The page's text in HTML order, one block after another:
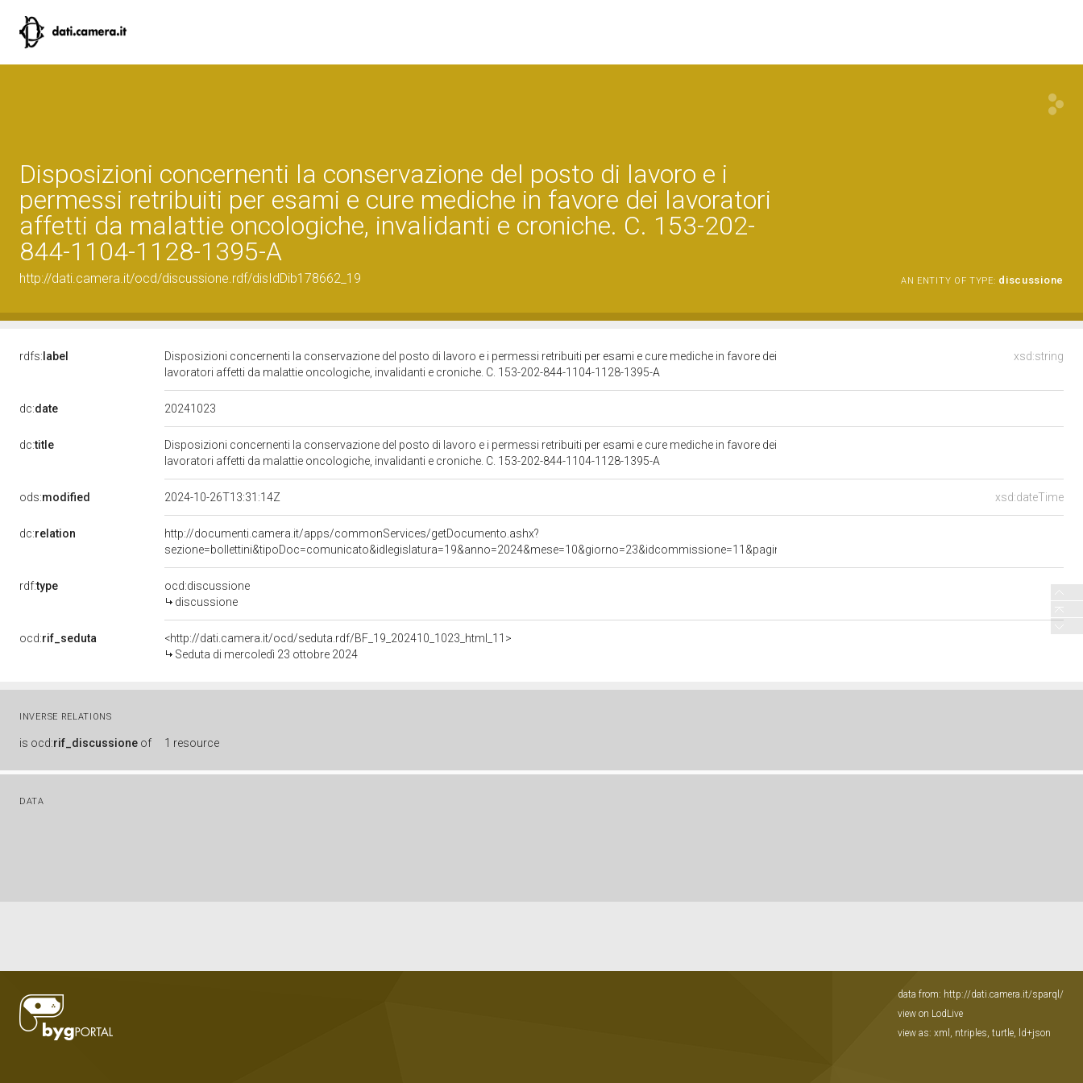
Disposizioni concernenti la conservazione del posto di lavoro e i
permessi retribuiti per esami e cure mediche in favore dei lavoratori
affetti da malattie oncologiche, invalidanti e croniche. C. 153-202-
844-1104-1128-1395-A
http://dati.camera.it/ocd/discussione.rdf/disIdDib178662_19 AN ENTITY OF TYPE: discussione
rdfs: label xsd:string
Disposizioni concernenti la conservazione del posto di lavoro e i permessi retribuiti per esami e cure mediche in favore dei
lavoratori affetti da malattie oncologiche, invalidanti e croniche. C. 153-202-844-1104-1128-1395-A
dc:date 20241023
dc:title
Disposizioni concernenti la conservazione del posto di lavoro e i permessi retribuiti per esami e cure mediche in favore dei
lavoratori affetti da malattie oncologiche, invalidanti e croniche. C. 153-202-844-1104-1128-1395-A
ods:modified xsd:dateTime
2024-10-26T13:31:14Z
dc:relation
http://documenti.camera.it/apps/commonServices/getDocumento.ashx?
rdf:type
ocd:discussione
discussione
ocd:rif_seduta
<http://dati.camera.it/ocd/seduta.rdf/BF_19_202410_1023_html_11>
Seduta di mercoledì 23 ottobre 2024
INVERSE RELATIONS
is ocd:rif_discussione of 1 resource
DATA
data from: http://dati.camera.it/sparql/
view on LodLive
view as: xml , ntriples, turtle, ld+json